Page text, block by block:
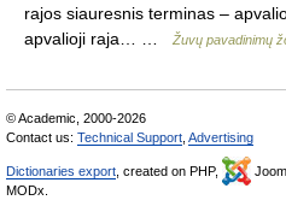
rajos siauresnis terminas –
apvalioji raja… …
Žuvų pavadinimų
© Academic, 2000-2026
Contact us: Technical Support Advertising
Dictionaries export , created on PHP,
MODx.